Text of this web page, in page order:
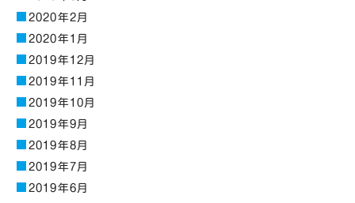
2020年2月
2020年1月
2019年12月
2019年11月
2019年10月
2019年9月
2019年8月
2019年7月
2019年6月